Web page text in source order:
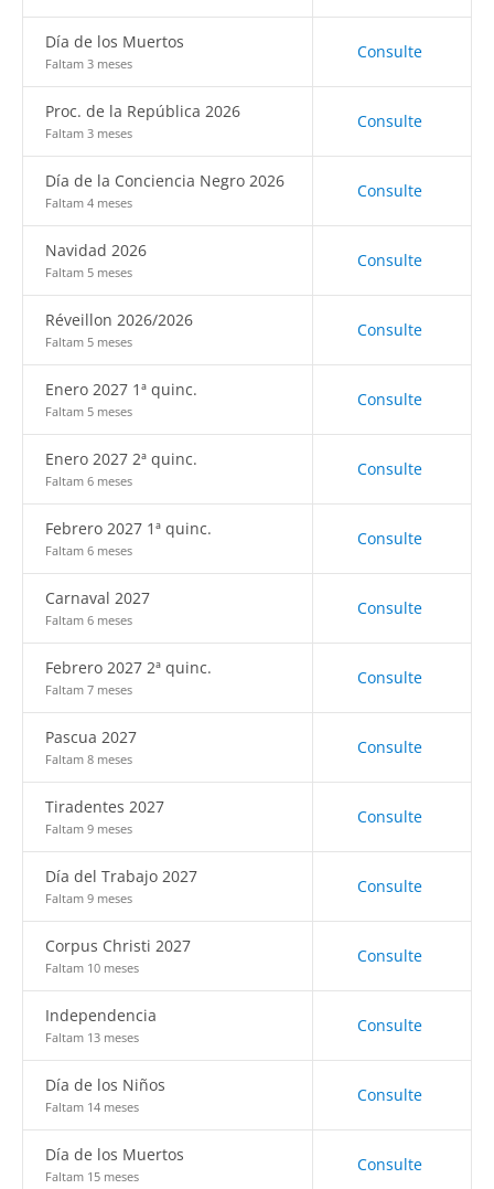
Día de los Muertos
Faltam 3 meses
Consulte
Proc. de la República 2026
Faltam 3 meses
Consulte
Día de la Conciencia Negro 2026
Faltam 4 meses
Consulte
Navidad 2026
Faltam 5 meses
Consulte
Réveillon 2026/2026
Faltam 5 meses
Consulte
Enero 2027 1ª quinc.
Faltam 5 meses
Consulte
Enero 2027 2ª quinc.
Faltam 6 meses
Consulte
Febrero 2027 1ª quinc.
Faltam 6 meses
Consulte
Carnaval 2027
Faltam 6 meses
Consulte
Febrero 2027 2ª quinc.
Faltam 7 meses
Consulte
Pascua 2027
Faltam 8 meses
Consulte
Tiradentes 2027
Faltam 9 meses
Consulte
Día del Trabajo 2027
Faltam 9 meses
Consulte
Corpus Christi 2027
Faltam 10 meses
Consulte
Independencia
Faltam 13 meses
Consulte
Día de los Niños
Faltam 14 meses
Consulte
Día de los Muertos
Faltam 15 meses
Consulte